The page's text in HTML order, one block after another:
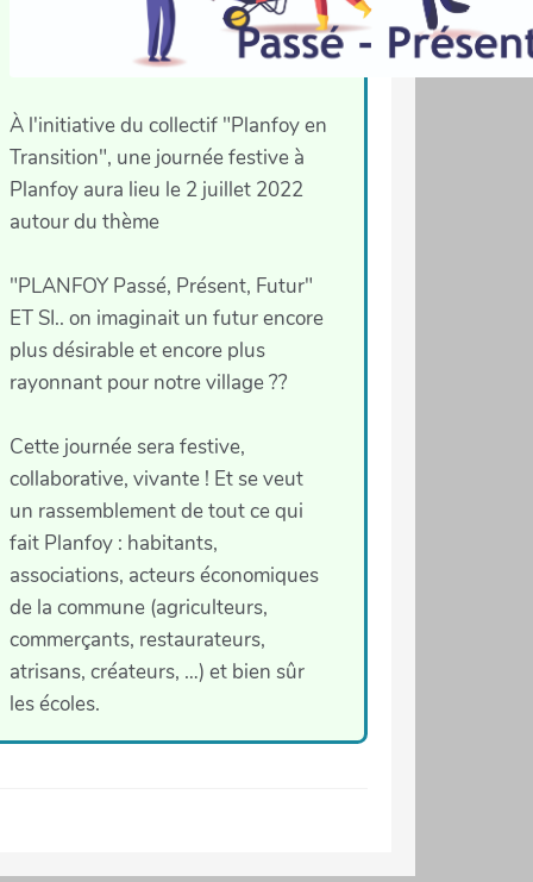
À l'initiative du collectif "Planfoy en
Transition", une journée festive à
Planfoy aura lieu le 2 juillet 2022
autour du thème
"PLANFOY Passé, Présent, Futur"
ET SI.. on imaginait un futur encore
plus désirable et encore plus
rayonnant pour notre village ??
Cette journée sera festive,
collaborative, vivante ! Et se veut
un rassemblement de tout ce qui
fait Planfoy : habitants,
associations, acteurs économiques
de la commune (agriculteurs,
commerçants, restaurateurs,
atrisans, créateurs, …) et bien sûr
les écoles.